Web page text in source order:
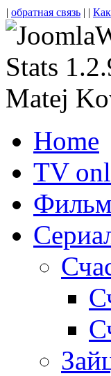
| обратная связь | |
Home
TV